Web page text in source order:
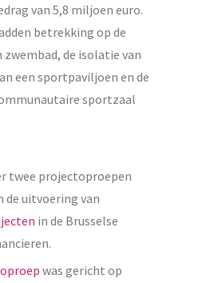
van 5,8 miljoen euro.
betrekking op de
zwembad, de isolatie van
een sportpaviljoen en de
sportzaal
twee projectoproepen
de uitvoering van
in de Brusselse
was gericht op